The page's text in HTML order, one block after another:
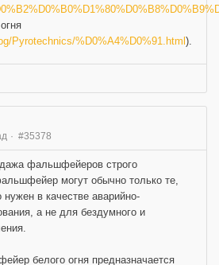
Pyrotechnics/%D0%A4%D0%91.html ).
#35378
фальшфейеров строго
могут обычно только те,
в качестве аварийно-
а не для бездумного и
белого огня предназначается